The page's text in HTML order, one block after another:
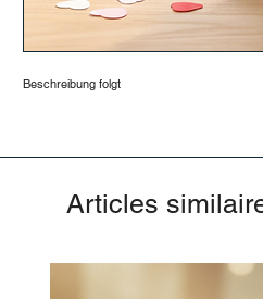
Beschreibung folgt
Articles